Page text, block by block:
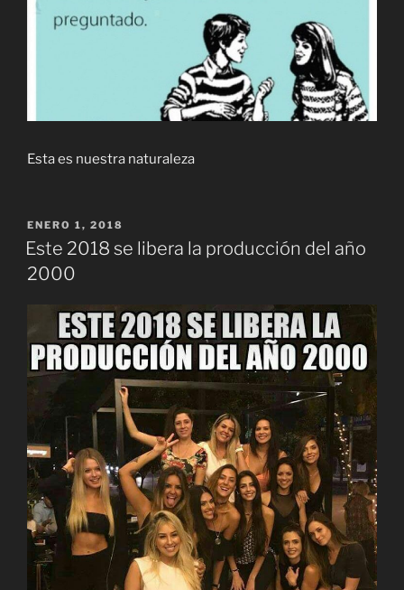
Esta es nuestra naturaleza
PUBLICADO
EL
ENERO 1, 2018
Este 2018 se libera la producción del año
2000